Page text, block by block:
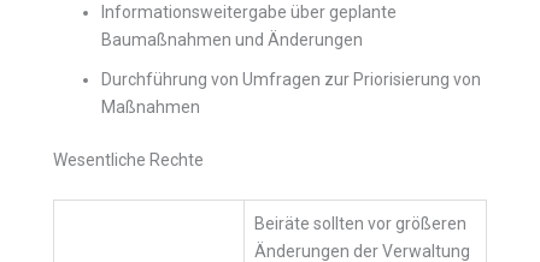
Informationsweitergabe über geplante
Baumaßnahmen und Änderungen
Durchführung von Umfragen zur Priorisierung von
Maßnahmen
Wesentliche Rechte
Beiräte sollten vor größeren
Änderungen der Verwaltung